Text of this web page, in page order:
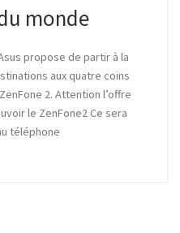
monde
propose de partir à la
aux quatre coins
2. Attention l’offre
le ZenFone2 Ce sera
téléphone